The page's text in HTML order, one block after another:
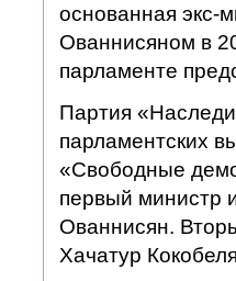
основанная
Ованнисяном в
парламенте
Партия
парламентских
«Свободные
первый министр
Ованнисян.
Хачатур